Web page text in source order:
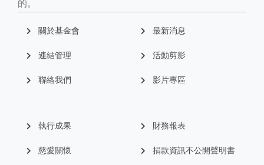
的。
關於基金會
連結管理
聯絡我們
最新消息
活動剪影
影片專區
執行成果
慈愛關懷
財務報表
捐款資訊不公開聲明書